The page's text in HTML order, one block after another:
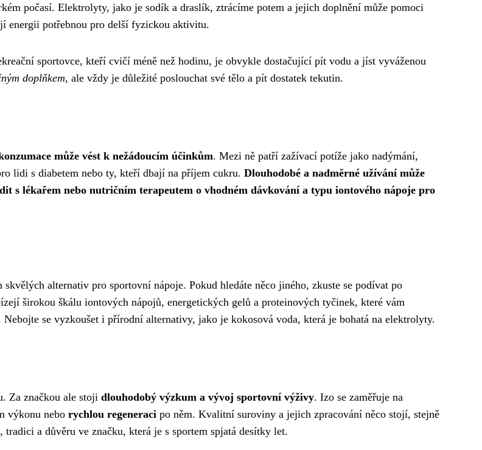
počasí. Elektrolyty, jako je sodík a draslík, ztrácíme potem a jejich doplnění může pomoci
energii potřebnou pro delší fyzickou aktivitu.
sportovce, kteří cvičí méně než hodinu, je obvykle dostačující pít vodu a jíst vyváženou
doplňkem, ale vždy je důležité poslouchat své tělo a pít dostatek tekutin.
může vést k nežádoucím účinkům. Mezi ně patří zažívací potíže jako nadýmání,
lidi s diabetem nebo ty, kteří dbají na příjem cukru. Dlouhodobé a nadměrné užívání může
s lékařem nebo nutričním terapeutem o vhodném dávkování a typu iontového nápoje pro
alternativ pro sportovní nápoje. Pokud hledáte něco jiného, zkuste se podívat po
širokou škálu iontových nápojů, energetických gelů a proteinových tyčinek, které vám
se vyzkoušet i přírodní alternativy, jako je kokosová voda, která je bohatá na elektrolyty.
Za značkou ale stoji dlouhodobý výzkum a vývoj sportovní výživy. Izo se zaměřuje na
výkonu nebo rychlou regeneraci po něm. Kvalitní suroviny a jejich zpracování něco stojí, stejně
a důvěru ve značku, která je s sportem spjatá desítky let.